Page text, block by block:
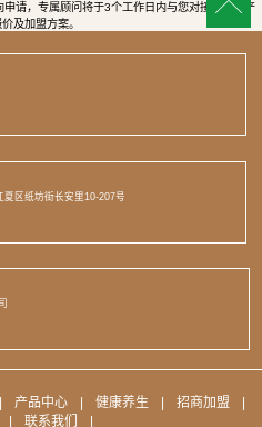
申请，专属顾问将于3个工作日内与您对接，提供产
及加盟方案。
夏区纸坊街长安里10-207号
产品中心 健康养生 招商加盟
联系我们